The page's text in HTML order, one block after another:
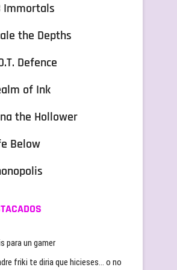
Immortals
the Depths
Defence
of Ink
the Hollower
Below
para un gamer
friki te diria que hicieses… o no